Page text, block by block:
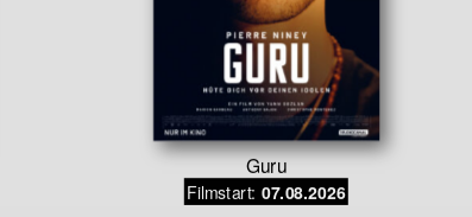
Guru
Filmstart: 07.08.2026